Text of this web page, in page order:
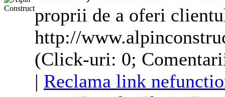
proprii de a oferi
http://
(Click-uri: 0;
| Reclama link